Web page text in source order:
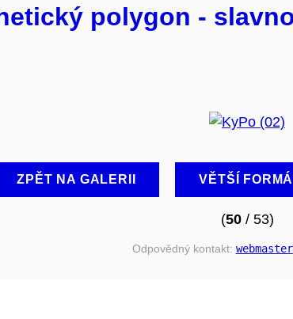
polygon -
ZPĚT NA GALERII VĚTŠÍ
(50/ 53)
Odpovědný kontakt: webmaster